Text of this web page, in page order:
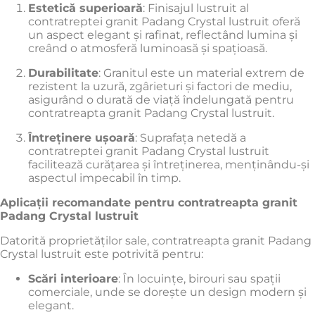
Estetică superioară: Finisajul lustruit al
contratreptei granit Padang Crystal lustruit oferă
un aspect elegant și rafinat, reflectând lumina și
creând o atmosferă luminoasă și spațioasă.
Durabilitate: Granitul este un material extrem de
rezistent la uzură, zgârieturi și factori de mediu,
asigurând o durată de viață îndelungată pentru
contratreapta granit Padang Crystal lustruit.
Întreținere ușoară: Suprafața netedă a
contratreptei granit Padang Crystal lustruit
facilitează curățarea și întreținerea, menținându-și
aspectul impecabil în timp.
Aplicații recomandate pentru contratreapta granit
Padang Crystal lustruit
Datorită proprietăților sale, contratreapta granit Padang
Crystal lustruit este potrivită pentru:
Scări interioare: În locuințe, birouri sau spații
comerciale, unde se dorește un design modern și
elegant.